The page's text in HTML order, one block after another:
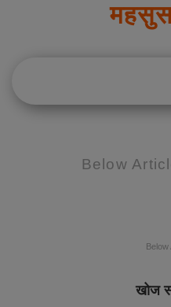
Below
Below
खोज